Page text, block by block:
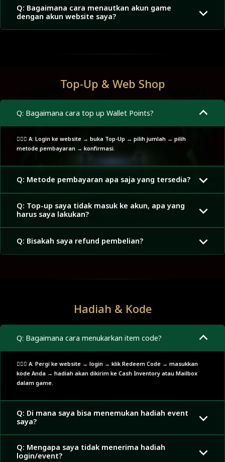
Q: Bagaimana cara menautkan akun game
dengan akun website saya?
Top-Up & Web Shop
Q: Bagaimana cara top up Wallet Points?
🙋🏼‍♂️ A: Login ke website → buka Top-Up → pilih jumlah → pilih
metode pembayaran → konfirmasi.
Q: Metode pembayaran apa saja yang tersedia?
Q: Top-up saya tidak masuk ke akun, apa yang
harus saya lakukan?
Q: Bisakah saya refund pembelian?
Hadiah & Kode
Q: Bagaimana cara menukarkan item code?
🙋🏼‍♂️ A: Pergi ke website → login → klik Redeem Code → masukkan
kode Anda → hadiah akan dikirim ke Cash Inventory atau Mailbox
dalam game.
Q: Di mana saya bisa menemukan hadiah event
saya?
Q: Mengapa saya tidak menerima hadiah
login/event?